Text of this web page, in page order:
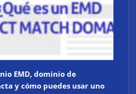
EMD, dominio de
y cómo puedes usar uno